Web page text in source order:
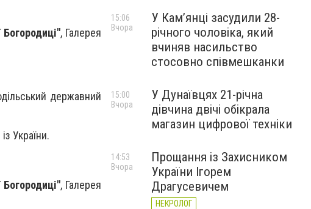
, Галерея
державний
України.
, Галерея
У Камʼянці засудили 28-
річного чоловіка, який
вчиняв насильство
стосовно співмешканки
15:06
Вчора
У Дунаївцях 21-річна
дівчина двічі обікрала
магазин цифрової техніки
15:00
Вчора
Прощання із Захисником
України Ігорем
Драгусевичем
НЕКРОЛОГ
14:53
Вчора